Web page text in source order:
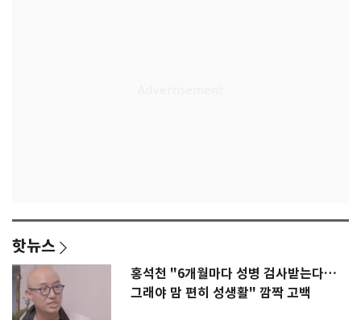
핫뉴스
홍석천 "6개월마다 성병 검사받는다…
그래야 맘 편히 성생활" 깜짝 고백